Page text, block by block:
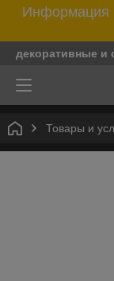
Информация
декоративные и
Товары и